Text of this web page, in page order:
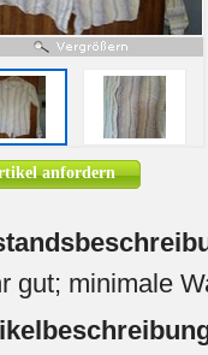
anfordern
gut; minimale